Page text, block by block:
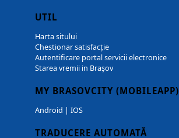
UTIL
Harta sitului
Chestionar satisfacție
Autentificare portal servicii electronice
Starea vremii in Brașov
MY BRASOVCITY (MOBILEAPP)
Android | IOS
TRADUCERE AUTOMATĂ